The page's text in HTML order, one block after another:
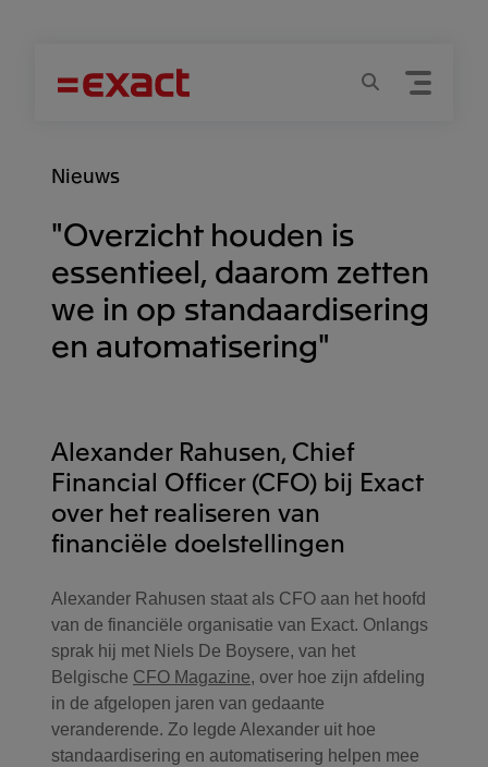
Menu
Zoeken
Nieuws
"Overzicht houden is
essentieel, daarom zetten
we in op standaardisering
en automatisering"
Alexander Rahusen, Chief
Financial Officer (CFO) bij Exact
over het realiseren van
financiële doelstellingen
Alexander Rahusen staat als CFO aan het hoofd
van de financiële organisatie van Exact. Onlangs
sprak hij met Niels De Boysere, van het
Belgische CFO Magazine, over hoe zijn afdeling
in de afgelopen jaren van gedaante
veranderende. Zo legde Alexander uit hoe
standaardisering en automatisering helpen mee